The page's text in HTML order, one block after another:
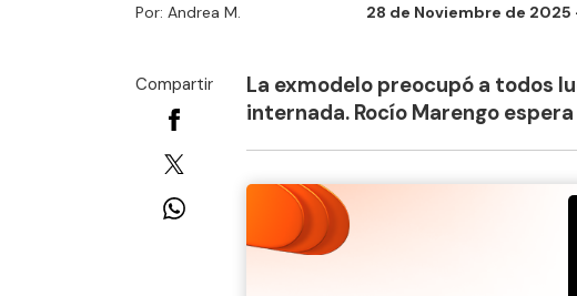
Por: Andrea M. 28 de Noviembre de 2025
Compartir
La exmodelo preocupó a todos
internada. Rocío Marengo